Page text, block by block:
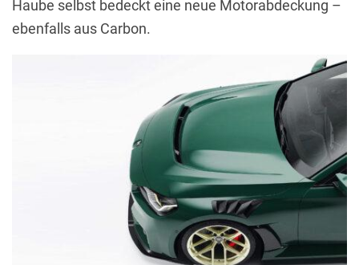
Haube selbst bedeckt eine neue Motorabdeckung –
ebenfalls aus Carbon.